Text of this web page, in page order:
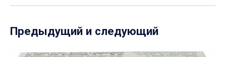
Предыдущий и следующий